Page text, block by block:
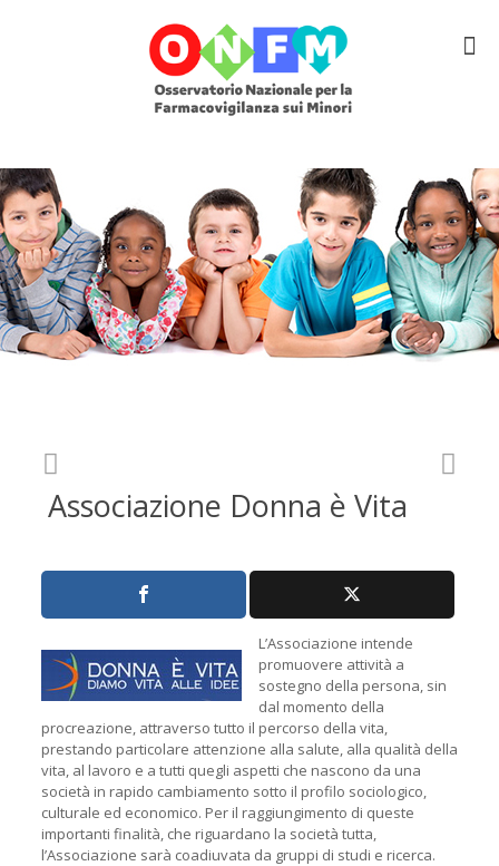
Associazione Donna è Vita
L’Associazione intende
promuovere attività a
sostegno della persona, sin
dal momento della
procreazione, attraverso tutto il percorso della vita,
prestando particolare attenzione alla salute, alla qualità della
vita, al lavoro e a tutti quegli aspetti che nascono da una
società in rapido cambiamento sotto il profilo sociologico,
culturale ed economico. Per il raggiungimento di queste
importanti finalità, che riguardano la società tutta,
l’Associazione sarà coadiuvata da gruppi di studi e ricerca.